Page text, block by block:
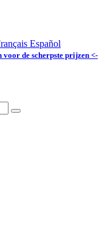
Español
de scherpste prijzen <-